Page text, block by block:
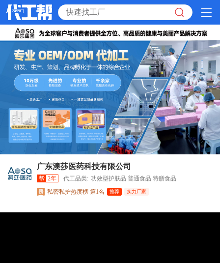
广东澳莎医药科技有限公司
帮 2年 代工品类: 功效型护肤品 普通食品 特膳食品
私密私护热度榜 第1名
推荐 实力厂家